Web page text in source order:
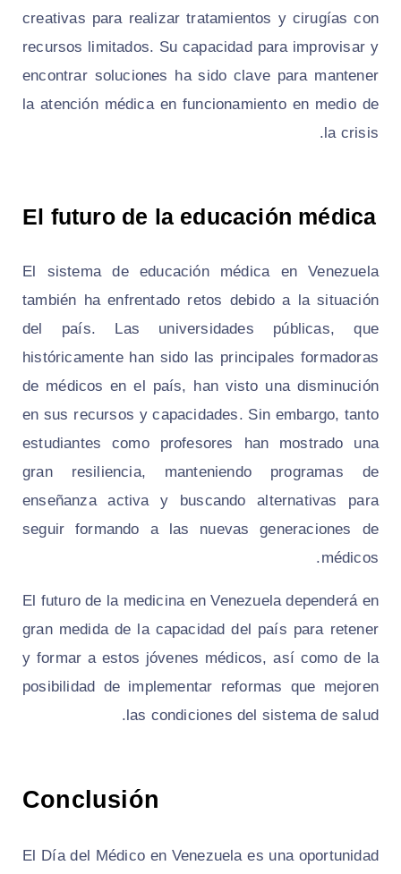
creativas para realizar tratamientos y cirugías con
recursos limitados. Su capacidad para improvisar y
encontrar soluciones ha sido clave para mantener
la atención médica en funcionamiento en medio de
la crisis.
El futuro de la educación médica
El sistema de educación médica en Venezuela
también ha enfrentado retos debido a la situación
del país. Las universidades públicas, que
históricamente han sido las principales formadoras
de médicos en el país, han visto una disminución
en sus recursos y capacidades. Sin embargo, tanto
estudiantes como profesores han mostrado una
gran resiliencia, manteniendo programas de
enseñanza activa y buscando alternativas para
seguir formando a las nuevas generaciones de
médicos.
El futuro de la medicina en Venezuela dependerá en
gran medida de la capacidad del país para retener
y formar a estos jóvenes médicos, así como de la
posibilidad de implementar reformas que mejoren
las condiciones del sistema de salud.
Conclusión
El Día del Médico en Venezuela es una oportunidad